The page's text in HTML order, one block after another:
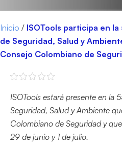
Inicio / ISOTools participa en
de Seguridad, Salud y
Consejo Colombiano de
ISOTools estará presente en la
Seguridad, Salud y Ambiente
Colombiano de Seguridad y
29 de junio y 1 de julio.